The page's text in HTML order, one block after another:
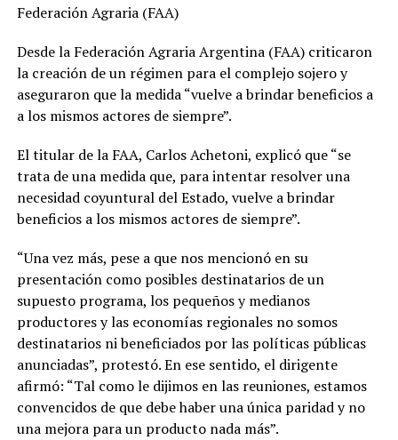
Federación Agraria (FAA)
Desde la Federación Agraria Argentina (FAA) criticaron
la creación de un régimen para el complejo sojero y
aseguraron que la medida “vuelve a brindar beneficios a
a los mismos actores de siempre”.
El titular de la FAA, Carlos Achetoni, explicó que “se
trata de una medida que, para intentar resolver una
necesidad coyuntural del Estado, vuelve a brindar
beneficios a los mismos actores de siempre”.
“Una vez más, pese a que nos mencionó en su
presentación como posibles destinatarios de un
supuesto programa, los pequeños y medianos
productores y las economías regionales no somos
destinatarios ni beneficiados por las políticas públicas
anunciadas”, protestó. En ese sentido, el dirigente
afirmó: “Tal como le dijimos en las reuniones, estamos
convencidos de que debe haber una única paridad y no
una mejora para un producto nada más”.